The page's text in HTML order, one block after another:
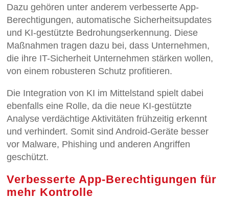
Dazu gehören unter anderem verbesserte App-
Berechtigungen, automatische Sicherheitsupdates
und KI-gestützte Bedrohungserkennung. Diese
Maßnahmen tragen dazu bei, dass Unternehmen,
die ihre IT-Sicherheit Unternehmen stärken wollen,
von einem robusteren Schutz profitieren.
Die Integration von KI im Mittelstand spielt dabei
ebenfalls eine Rolle, da die neue KI-gestützte
Analyse verdächtige Aktivitäten frühzeitig erkennt
und verhindert. Somit sind Android-Geräte besser
vor Malware, Phishing und anderen Angriffen
geschützt.
Verbesserte App-Berechtigungen für
mehr Kontrolle